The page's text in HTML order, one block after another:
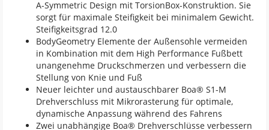
A-Symmetric Design mit TorsionBox-Konstruktion. Sie
sorgt für maximale Steifigkeit bei minimalem Gewicht.
Steifigkeitsgrad 12.0
BodyGeometry Elemente der Außensohle vermeiden
in Kombination mit dem High Performance Fußbett
unangenehme Druckschmerzen und verbessern die
Stellung von Knie und Fuß
Neuer leichter und austauschbarer Boa® S1-M
Drehverschluss mit Mikrorasterung für optimale,
dynamische Anpassung während des Fahrens
Zwei unabhängige Boa® Drehverschlüsse verbessern